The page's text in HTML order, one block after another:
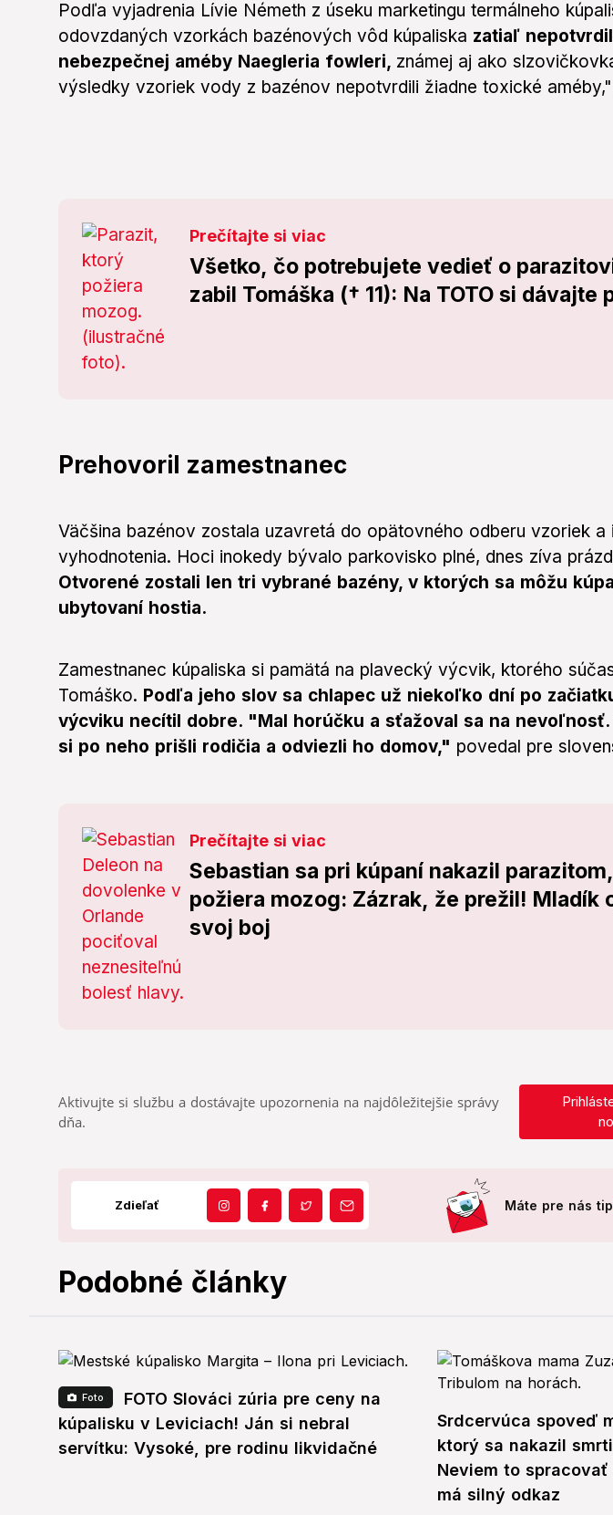
Podľa vyjadrenia Lívie Németh z úseku marketingu termálneho
odovzdaných vzorkách bazénových vôd kúpaliska zatiaľ
nebezpečnej améby Naegleria fowleri, známej aj ako
výsledky vzoriek vody z bazénov nepotvrdili žiadne toxické
Prečítajte si viac
Všetko, čo potrebujete vedieť o
zabil Tomáška († 11): Na TOTO si dávajte
Prehovoril zamestnanec
Väčšina bazénov zostala uzavretá do opätovného odberu vzoriek a
vyhodnotenia. Hoci inokedy bývalo parkovisko plné, dnes zíva
Otvorené zostali len tri vybrané bazény, v ktorých sa môžu
ubytovaní hostia.
Zamestnanec kúpaliska si pamätá na plavecký výcvik, ktorého
Tomáško. Podľa jeho slov sa chlapec už niekoľko dní po
výcviku necítil dobre. "Mal horúčku a sťažoval sa na nevoľnosť.
si po neho prišli rodičia a odviezli ho domov," povedal pre
Prečítajte si viac
Sebastian sa pri kúpaní nakazil
požiera mozog: Zázrak, že prežil! Mladík
svoj boj
Aktivujte si službu a dostávajte upozornenia na najdôležitejšie správy
dňa.
Zdieľať Máte pre nás
Podobné články
Foto
FOTO Slováci zúria pre ceny na
kúpalisku v Leviciach! Ján si nebral
servítku: Vysoké, pre rodinu likvidačné
Srdcervúca spoveď
ktorý sa nakazil
Neviem to
má silný odkaz